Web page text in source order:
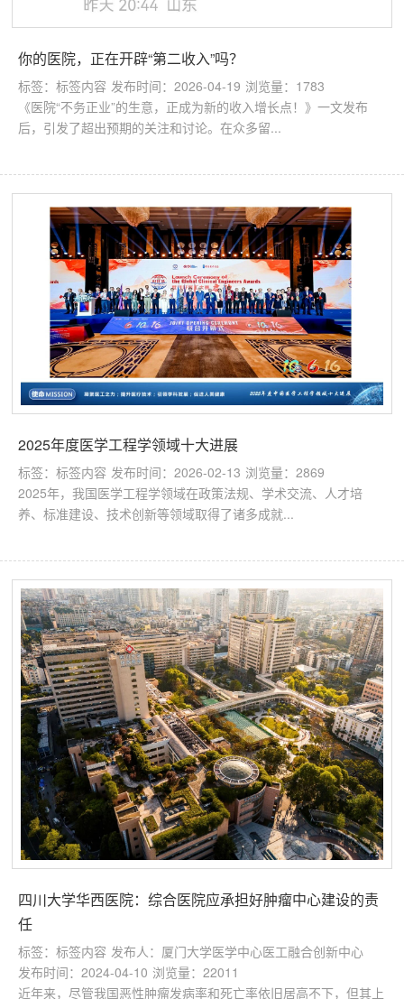
你的医院，正在开辟“第二收入”吗？
标签：标签内容 发布时间：2026-04-19 浏览量：1783
《医院“不务正业”的生意，正成为新的收入增长点！》一文发布
后，引发了超出预期的关注和讨论。在众多留...
2025年度医学工程学领域十大进展
标签：标签内容 发布时间：2026-02-13 浏览量：2869
2025年，我国医学工程学领域在政策法规、学术交流、人才培
养、标准建设、技术创新等领域取得了诸多成就...
四川大学华西医院：综合医院应承担好肿瘤中心建设的责
任
标签：标签内容 发布人：厦门大学医学中心医工融合创新中心
发布时间：2024-04-10 浏览量：22011
近年来，尽管我国恶性肿瘤发病率和死亡率依旧居高不下，但其上